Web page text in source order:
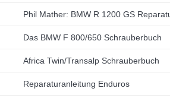
Phil Mather: BMW R 1200 GS
Das BMW F 800/650 Schrauberbuch
Africa Twin/Transalp Schrauberbuch
Reparaturanleitung Enduros